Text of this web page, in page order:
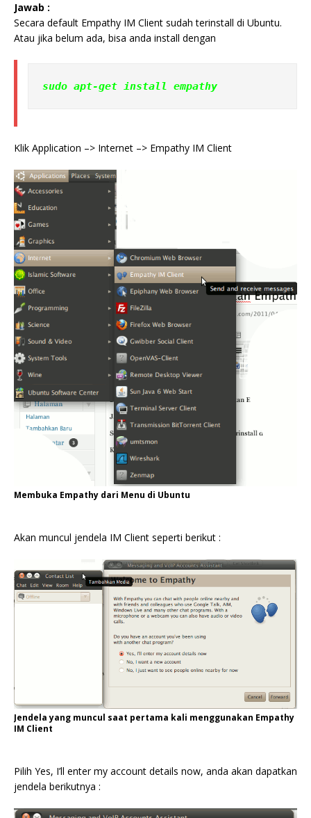
Jawab :
Secara default Empathy IM Client sudah terinstall di Ubuntu.
Atau jika belum ada, bisa anda install dengan
sudo apt-get install empathy
Klik Application –> Internet –> Empathy IM Client
Membuka Empathy dari Menu di Ubuntu
Akan muncul jendela IM Client seperti berikut :
Jendela yang muncul saat pertama kali menggunakan Empathy
IM Client
Pilih Yes, I’ll enter my account details now, anda akan dapatkan
jendela berikutnya :